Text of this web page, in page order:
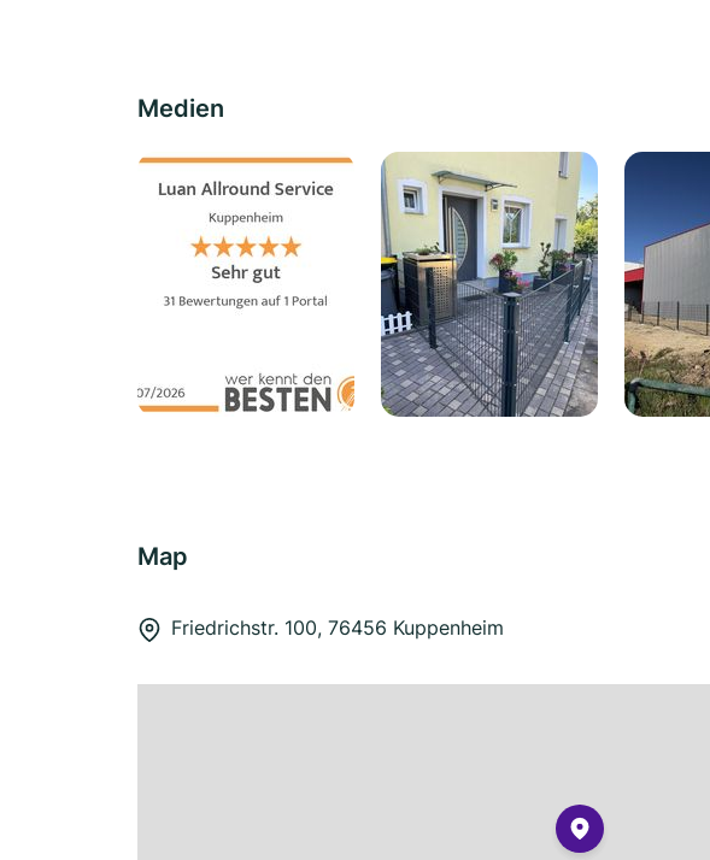
Medien
Map
Friedrichstr. 100, 76456 Kuppenheim